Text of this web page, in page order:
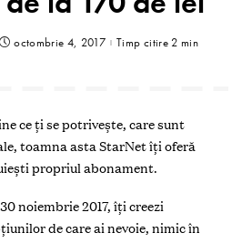
octombrie 4, 2017 Timp citire 2 min
ce ți se potrivește, care sunt
toamna asta StarNet îți oferă
propriul abonament.
noiembrie 2017, îți creezi
de care ai nevoie, nimic în